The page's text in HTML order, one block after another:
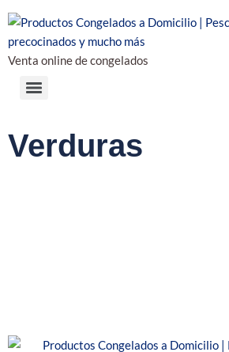
Venta online de congelados
Verduras